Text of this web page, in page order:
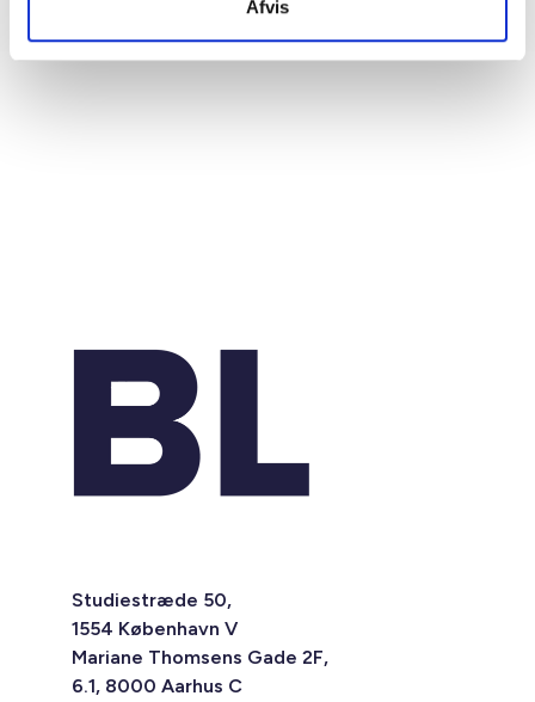
Afvis
Studiestræde 50,
1554 København V
Mariane Thomsens Gade 2F,
6.1, 8000 Aarhus C